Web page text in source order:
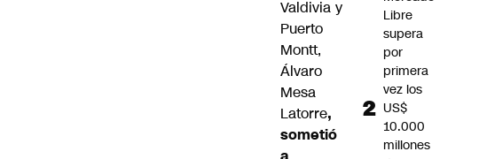
Valdivia y
Puerto
Montt,
Álvaro
Mesa
Latorre,
sometió
Libre
supera
por
primera
vez los
US$
10.000
millones